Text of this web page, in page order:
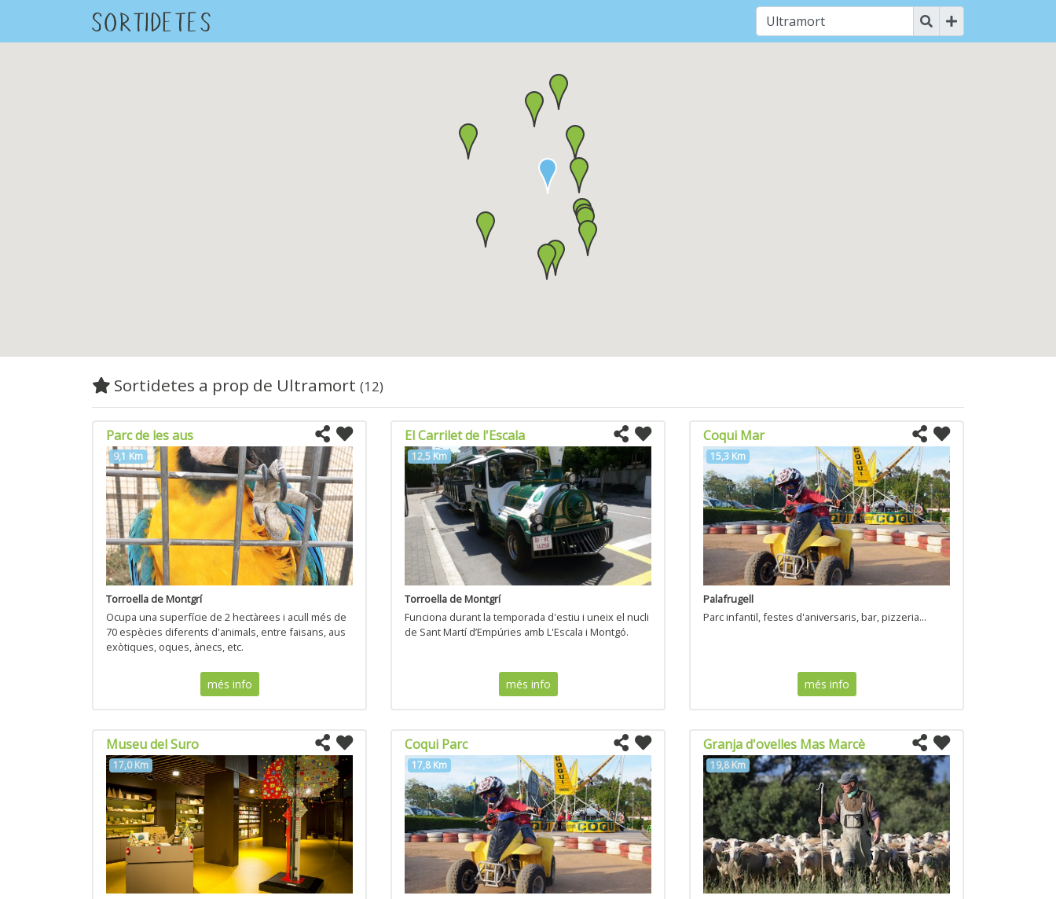
Sortidetes a prop de Ultramort (12)
Parc de les aus
9,1 Km
Torroella de Montgrí
Ocupa una superfície de 2 hectàrees i acull més de
70 espècies diferents d'animals, entre faisans, aus
exòtiques, oques, ànecs, etc.
més info
El Carrilet de l'Escala
12,5 Km
Torroella de Montgrí
Funciona durant la temporada d'estiu i uneix el nucli
de Sant Martí d’Empúries amb L'Escala i Montgó.
més info
Coqui Mar
15,3 Km
Palafrugell
Parc infantil, festes d'aniversaris, bar, pizzeria...
més info
Museu del Suro
17,0 Km
Coqui Parc
17,8 Km
Granja d'ovelles Mas Marcè
19,8 Km